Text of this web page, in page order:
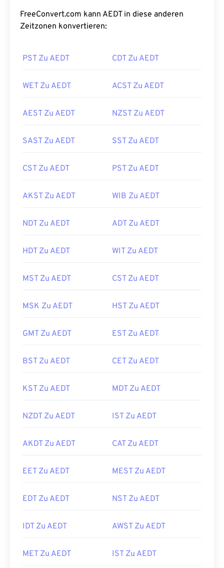
FreeConvert.com kann AEDT in diese anderen
Zeitzonen konvertieren:
PST Zu AEDT CDT Zu AEDT
WET Zu AEDT ACST Zu AEDT
AEST Zu AEDT NZST Zu AEDT
SAST Zu AEDT SST Zu AEDT
CST Zu AEDT PST Zu AEDT
AKST Zu AEDT WIB Zu AEDT
NDT Zu AEDT ADT Zu AEDT
HDT Zu AEDT WIT Zu AEDT
MST Zu AEDT CST Zu AEDT
MSK Zu AEDT HST Zu AEDT
GMT Zu AEDT EST Zu AEDT
BST Zu AEDT CET Zu AEDT
KST Zu AEDT MDT Zu AEDT
NZDT Zu AEDT IST Zu AEDT
AKDT Zu AEDT CAT Zu AEDT
EET Zu AEDT MEST Zu AEDT
EDT Zu AEDT NST Zu AEDT
IDT Zu AEDT AWST Zu AEDT
MET Zu AEDT IST Zu AEDT